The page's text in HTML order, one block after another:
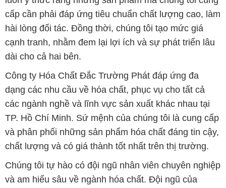
cấp cần phải đáp ứng tiêu chuẩn chất lượng cao, làm
hài lòng đối tác. Đồng thời, chúng tôi tạo mức giá
cạnh tranh, nhằm đem lại lợi ích và sự phát triển lâu
dài cho cả hai bên.
Công ty Hóa Chất Đắc Trường Phát đáp ứng đa
dạng các nhu cầu về hóa chất, phục vụ cho tất cả
các ngành nghề và lĩnh vực sản xuất khác nhau tại
TP. Hồ Chí Minh. Sứ mệnh của chúng tôi là cung cấp
và phân phối những sản phẩm hóa chất đáng tin cậy,
chất lượng và có giá thành tốt nhất trên thị trường.
Chúng tôi tự hào có đội ngũ nhân viên chuyên nghiệp
và am hiểu sâu về ngành hóa chất. Đội ngũ của